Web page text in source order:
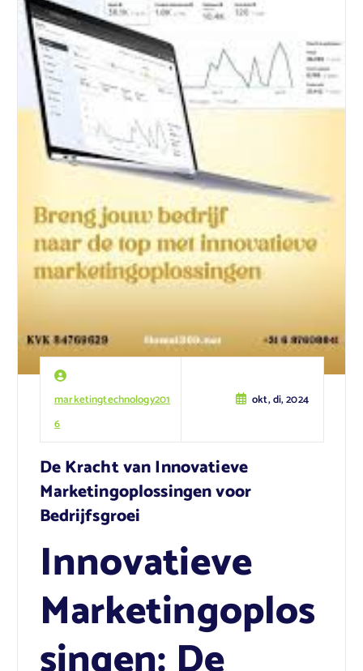
marketingtechnology201
6
okt, di, 2024
De Kracht van Innovatieve
Marketingoplossingen voor
Bedrijfsgroei
Innovatieve
Marketingoplos